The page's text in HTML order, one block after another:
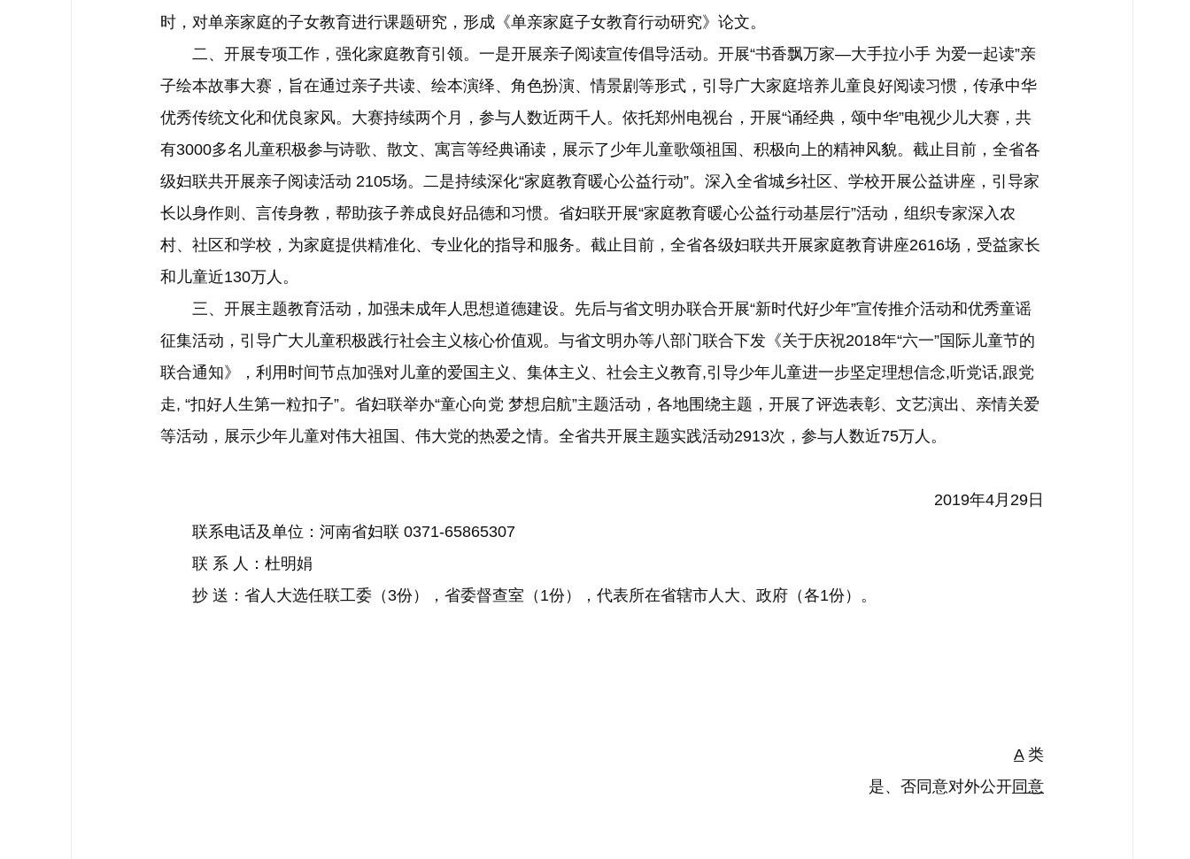
时，对单亲家庭的子女教育进行课题研究，形成《单亲家庭子女教育行动研究》论文。
二、开展专项工作，强化家庭教育引领。一是开展亲子阅读宣传倡导活动。开展“书香飘万家—大手拉小手 为爱一起读”亲
子绘本故事大赛，旨在通过亲子共读、绘本演绎、角色扮演、情景剧等形式，引导广大家庭培养儿童良好阅读习惯，传承中华
优秀传统文化和优良家风。大赛持续两个月，参与人数近两千人。依托郑州电视台，开展“诵经典，颂中华”电视少儿大赛，共
有3000多名儿童积极参与诗歌、散文、寓言等经典诵读，展示了少年儿童歌颂祖国、积极向上的精神风貌。截止目前，全省各
级妇联共开展亲子阅读活动 2105场。二是持续深化“家庭教育暖心公益行动”。深入全省城乡社区、学校开展公益讲座，引导家
长以身作则、言传身教，帮助孩子养成良好品德和习惯。省妇联开展“家庭教育暖心公益行动基层行”活动，组织专家深入农
村、社区和学校，为家庭提供精准化、专业化的指导和服务。截止目前，全省各级妇联共开展家庭教育讲座2616场，受益家长
和儿童近130万人。
三、开展主题教育活动，加强未成年人思想道德建设。先后与省文明办联合开展“新时代好少年”宣传推介活动和优秀童谣
征集活动，引导广大儿童积极践行社会主义核心价值观。与省文明办等八部门联合下发《关于庆祝2018年“六一”国际儿童节的
联合通知》，利用时间节点加强对儿童的爱国主义、集体主义、社会主义教育,引导少年儿童进一步坚定理想信念,听党话,跟党
走, “扣好人生第一粒扣子”。省妇联举办“童心向党 梦想启航”主题活动，各地围绕主题，开展了评选表彰、文艺演出、亲情关爱
等活动，展示少年儿童对伟大祖国、伟大党的热爱之情。全省共开展主题实践活动2913次，参与人数近75万人。
2019年4月29日
联系电话及单位：河南省妇联 0371-65865307
联 系 人：杜明娟
抄 送：省人大选任联工委（3份），省委督查室（1份），代表所在省辖市人大、政府（各1份）。
A类
是、否同意对外公开 同意